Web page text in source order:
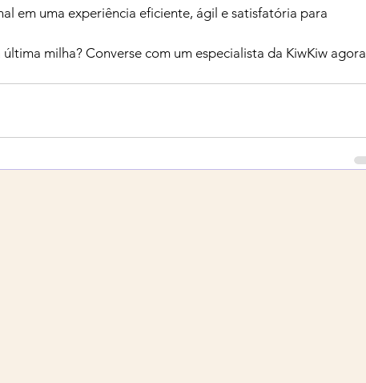
em uma experiência eficiente, ágil e satisfatória para
milha? Converse com um especialista da KiwKiw agora